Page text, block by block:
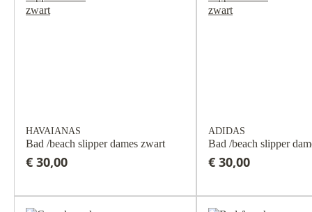
HAVAIANAS
Bad /beach slipper dames zwart
€ 30,00
ADIDAS
Bad /beach slipper
€ 30,00